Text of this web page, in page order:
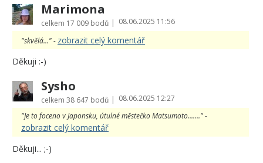
Marimona
celkem 17 009 bodů | 08.06.2025 11:56
"skvělá..." - zobrazit celý komentář
Děkuji :-)
Sysho
celkem 38 647 bodů | 08.06.2025 12:27
"Je to foceno v Japonsku, útulné městečko Matsumoto......." -
zobrazit celý komentář
Děkuji... ;-)